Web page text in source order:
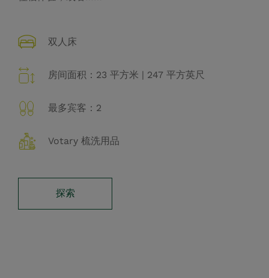
双人床
房间面积：23 平方米 | 247 平方英尺
最多宾客：2
Votary 梳洗用品
探索